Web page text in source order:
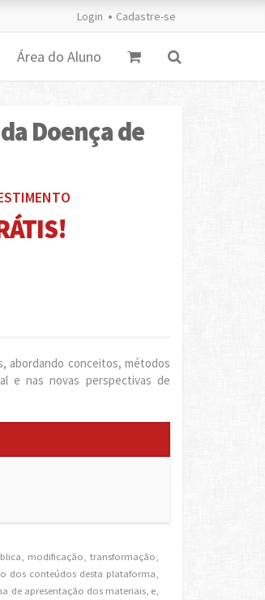
Login Cadastre-se
Área do Aluno
Doença de
abordando conceitos, métodos
e nas novas perspectivas de
modificação, transformação,
dos conteúdos desta plataforma,
de apresentação dos materiais, e,